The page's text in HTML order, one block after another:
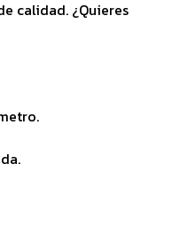
calidad. ¿Quieres